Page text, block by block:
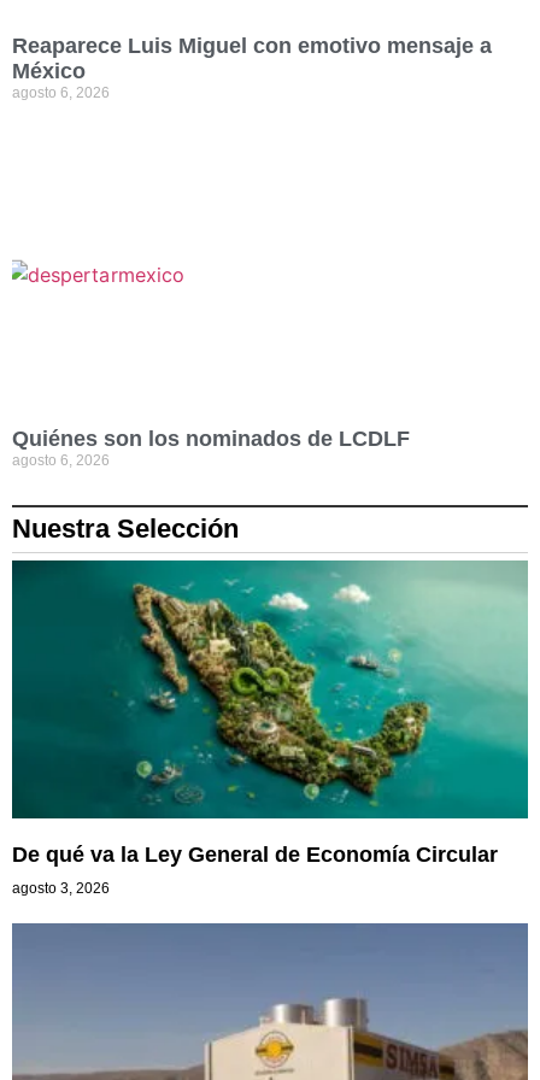
Reaparece Luis Miguel con emotivo mensaje a
México
agosto 6, 2026
Quiénes son los nominados de LCDLF
agosto 6, 2026
Nuestra Selección
De qué va la Ley General de Economía Circular
agosto 3, 2026